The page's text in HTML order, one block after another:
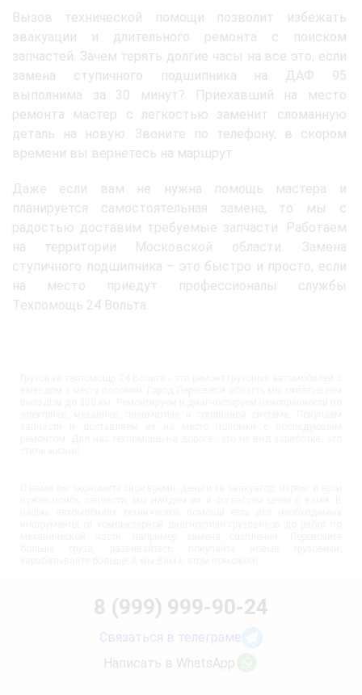
Вызов технической помощи позволит избежать
эвакуации и длительного ремонта с поиском
запчастей. Зачем терять долгие часы на все это, если
замена ступичного подшипника на ДАФ 95
выполнима за 30 минут? Приехавший на место
ремонта мастер с легкостью заменит сломанную
деталь на новую. Звоните по телефону, в скором
времени вы вернетесь на маршрут.
Даже если вам не нужна помощь мастера и
планируется самостоятельная замена, то мы с
радостью доставим требуемые запчасти. Работаем
на территории Московской области. Замена
ступичного подшипника – это быстро и просто, если
на место приедут профессионалы службы
Техпомощь 24 Вольта.
8 (999) 999-90-24
Связаться в телеграме
Написать в WhatsApp